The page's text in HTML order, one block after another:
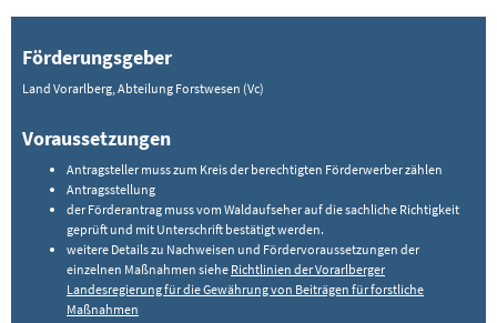
Förderungsgeber
Land Vorarlberg, Abteilung Forstwesen (Vc)
Voraussetzungen
Antragsteller muss zum Kreis der berechtigten Förderwerber zählen
Antragsstellung
der Förderantrag muss vom Waldaufseher auf die sachliche Richtigkeit
geprüft und mit Unterschrift bestätigt werden.
weitere Details zu Nachweisen und Fördervoraussetzungen der
einzelnen Maßnahmen siehe Richtlinien der Vorarlberger
Landesregierung für die Gewährung von Beiträgen für forstliche
Maßnahmen